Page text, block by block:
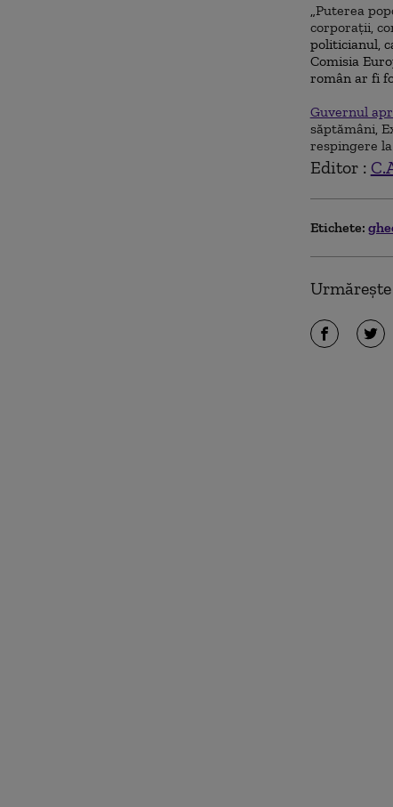
„Puterea
corporații,
politicianul,
Comisia
român ar fi
Guvernul
săptămâni,
respingere
Editor :
Etichete: